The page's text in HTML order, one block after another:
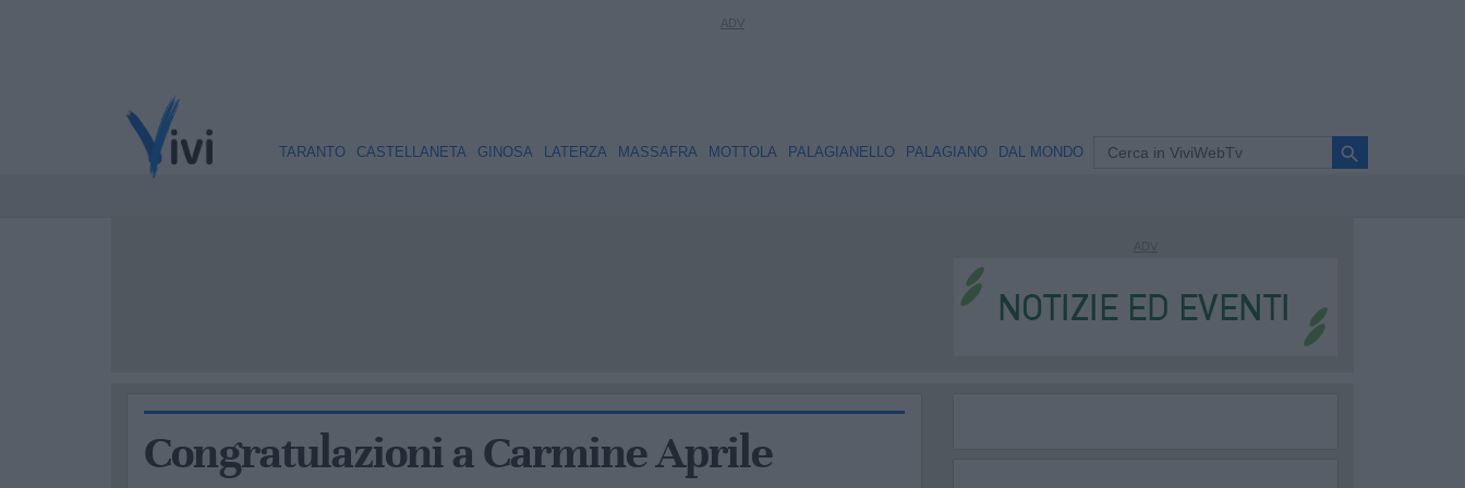
TARANTO CASTELLANETA GINOSA LATERZA MASSAFRA MOTTOLA PALAGIANELLO PALAGIANO DAL MONDO search
Congratulazioni a Carmine Aprile